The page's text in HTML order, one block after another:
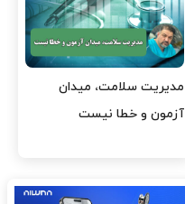
واردات دارو و کالاهای اساسی
باید در اولویت تخصیص ارز